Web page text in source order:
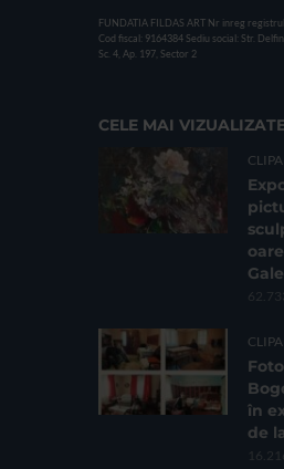
FUNDATIA FILDAS ART Nr inreg
Cod fiscal: 9164384 Sediu social: Str.
Sc. 4, Ap. 197, Sector 2
CELE MAI
în
de